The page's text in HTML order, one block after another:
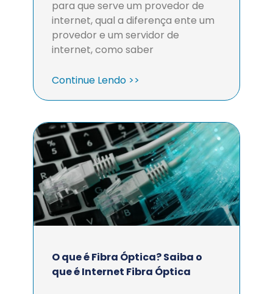
para que serve um provedor de
internet, qual a diferença ente um
provedor e um servidor de
internet, como saber
Continue Lendo >>
O que é Fibra Óptica? Saiba o
que é Internet Fibra Óptica